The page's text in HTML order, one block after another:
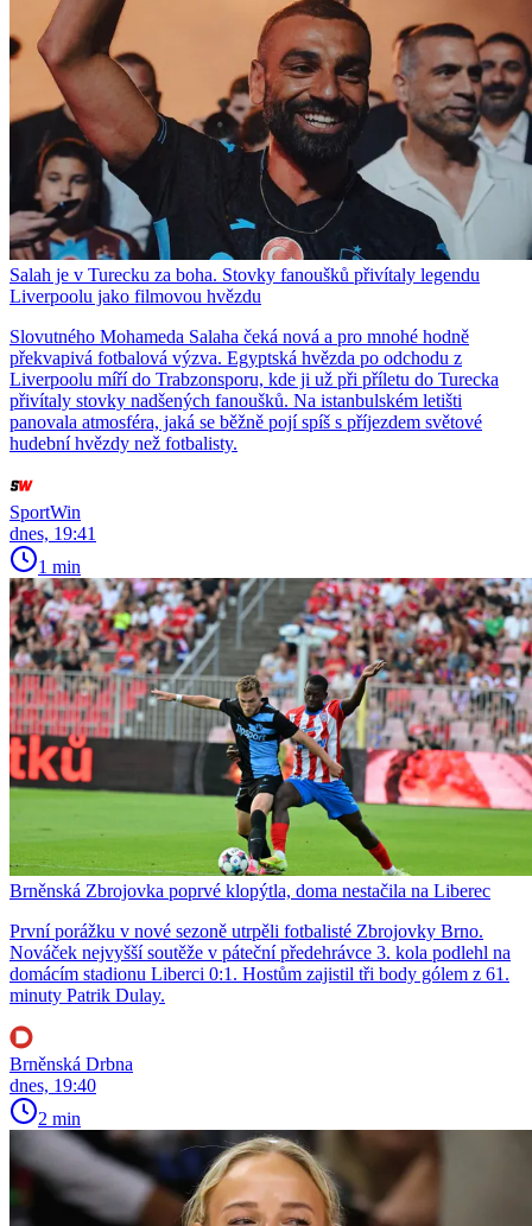
Salah je v Turecku za boha. Stovky fanoušků přivítaly legendu
Liverpoolu jako filmovou hvězdu
Slovutného Mohameda Salaha čeká nová a pro mnohé hodně
překvapivá fotbalová výzva. Egyptská hvězda po odchodu z
Liverpoolu míří do Trabzonsporu, kde ji už při příletu do Turecka
přivítaly stovky nadšených fanoušků. Na istanbulském letišti
panovala atmosféra, jaká se běžně pojí spíš s příjezdem světové
hudební hvězdy než fotbalisty.
SportWin
dnes, 19:41
1 min
Brněnská Zbrojovka poprvé klopýtla, doma nestačila na Liberec
První porážku v nové sezoně utrpěli fotbalisté Zbrojovky Brno.
Nováček nejvyšší soutěže v páteční předehrávce 3. kola podlehl na
domácím stadionu Liberci 0:1. Hostům zajistil tři body gólem z 61.
minuty Patrik Dulay.
Brněnská Drbna
dnes, 19:40
2 min